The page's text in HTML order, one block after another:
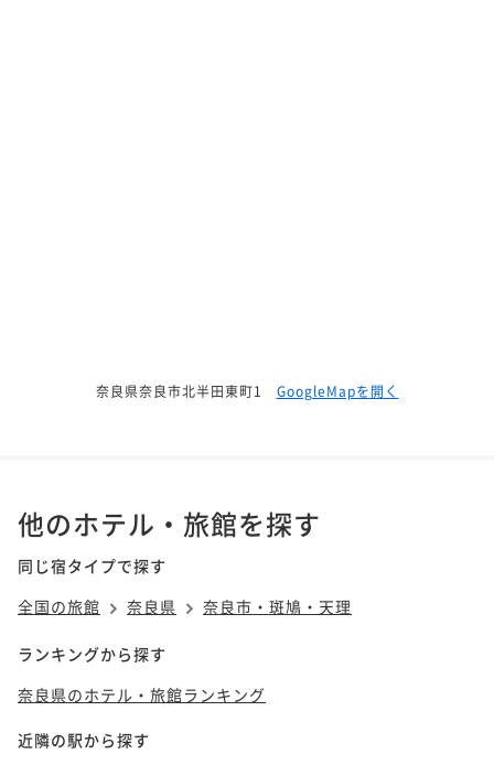
奈良県奈良市北半田東町1 GoogleMapを開く
他のホテル・旅館を探す
同じ宿タイプで探す
全国の旅館
奈良県 奈良市・斑鳩・天理
ランキングから探す
奈良県のホテル・旅館ランキング
近隣の駅から探す